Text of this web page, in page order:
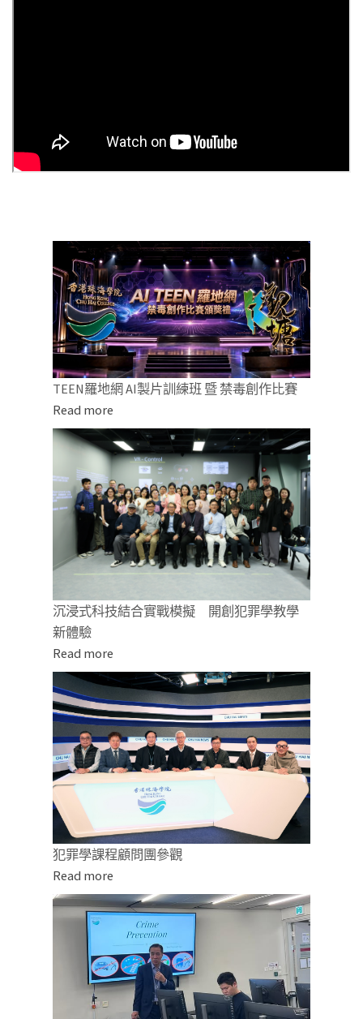
TEEN羅地網 AI製片訓練班 暨 禁毒創作比賽
Read more
沉浸式科技結合實戰模擬 開創犯罪學教學
新體驗
Read more
犯罪學課程顧問團參觀
Read more